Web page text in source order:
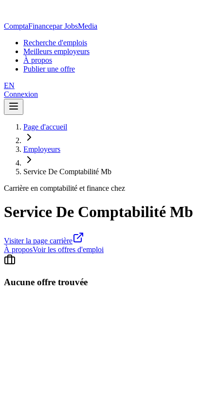
ComptaFinancepar JobsMedia
Recherche d'emplois
Meilleurs employeurs
À propos
Publier une offre
EN
Connexion
Page d'accueil
Employeurs
Service De Comptabilité Mb
Carrière en comptabilité et finance chez
Service De Comptabilité Mb
Visiter la page carrière
À proposVoir les offres d'emploi
Aucune offre trouvée